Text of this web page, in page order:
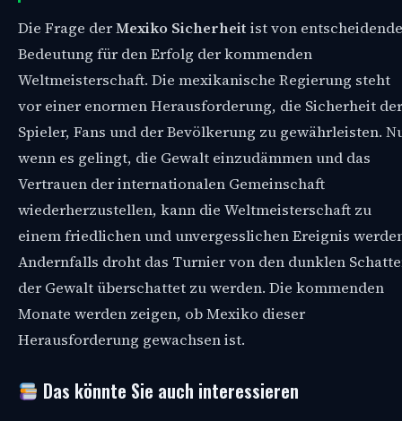
Die Frage derMexiko Sicherheit ist von
Bedeutung für den Erfolg der kommenden
Weltmeisterschaft. Die mexikanische Regierung steht
vor einer enormen Herausforderung, die Sicherheit der
Spieler, Fans und der Bevölkerung zu gewährleisten.
wenn es gelingt, die Gewalt einzudämmen und das
Vertrauen der internationalen Gemeinschaft
wiederherzustellen, kann die Weltmeisterschaft zu
einem friedlichen und unvergesslichen Ereignis
Andernfalls droht das Turnier von den dunklen
der Gewalt überschattet zu werden. Die kommenden
Monate werden zeigen, ob Mexiko dieser
Herausforderung gewachsen ist.
Das könnte Sie auch interessieren